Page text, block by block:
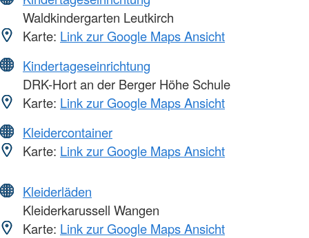
Waldkindergarten Leutkirch
Karte: Link zur Google Maps Ansicht
Kindertageseinrichtung
DRK-Hort an der Berger Höhe Schule
Karte: Link zur Google Maps Ansicht
Kleidercontainer
Karte: Link zur Google Maps Ansicht
Kleiderläden
Kleiderkarussell Wangen
Karte: Link zur Google Maps Ansicht